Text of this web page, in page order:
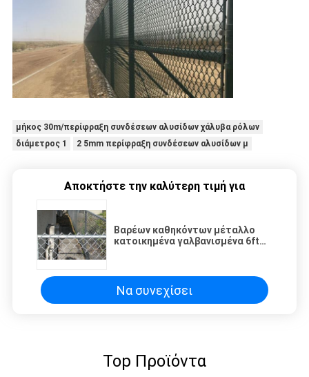
μήκος 30m/περίφραξη συνδέσεων αλυσίδων χάλυβα ρόλων
διάμετρος 1
2 5mm περίφραξη συνδέσεων αλυσίδων μ
Αποκτήστε την καλύτερη τιμή για
Βαρέων καθηκόντων μέταλλο
κατοικημένα γαλβανισμένα 6ft
Να συνεχίσει
Top Προϊόντα